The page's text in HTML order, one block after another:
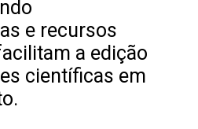
e recursos
a edição
científicas em